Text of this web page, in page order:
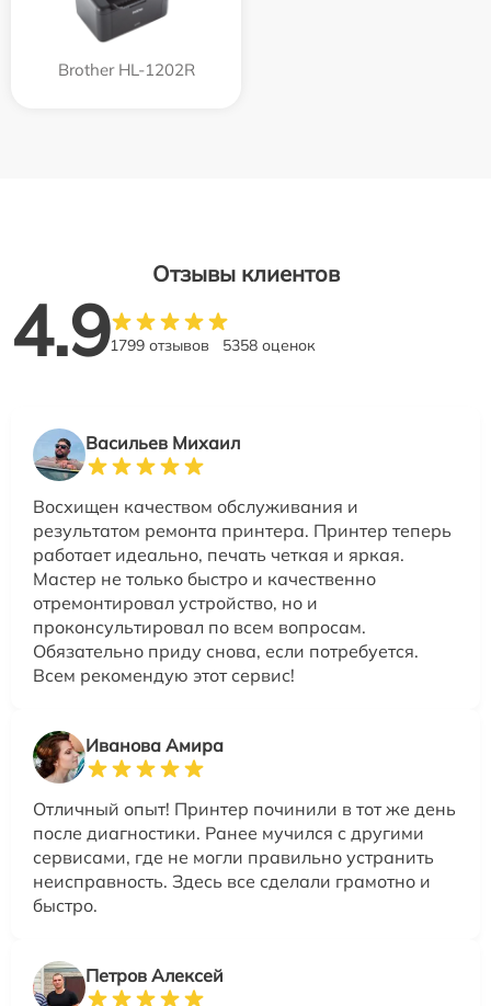
Brother HL-1202R
Отзывы клиентов
4.91799 отзывов 5358 оценок
Васильев Михаил
Восхищен качеством обслуживания и
результатом ремонта принтера. Принтер теперь
работает идеально, печать четкая и яркая.
Мастер не только быстро и качественно
отремонтировал устройство, но и
проконсультировал по всем вопросам.
Обязательно приду снова, если потребуется.
Всем рекомендую этот сервис!
Иванова Амира
Отличный опыт! Принтер починили в тот же день
после диагностики. Ранее мучился с другими
сервисами, где не могли правильно устранить
неисправность. Здесь все сделали грамотно и
быстро.
Петров Алексей